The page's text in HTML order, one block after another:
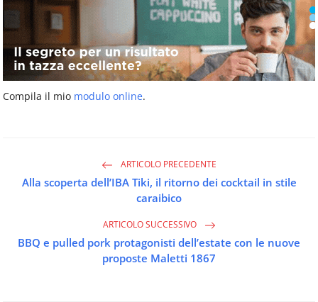
Compila il mio modulo online.
ARTICOLO PRECEDENTE
Alla scoperta dell’IBA Tiki, il ritorno dei cocktail in stile
caraibico
ARTICOLO SUCCESSIVO
BBQ e pulled pork protagonisti dell’estate con le nuove
proposte Maletti 1867